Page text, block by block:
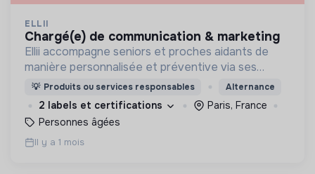
ELLII
chargé(e) de communication & marketing
Ellii accompagne seniors et proches aidants de
manière personnalisée et préventive via ses
ateliers collectifs et interactifs animés en ligne
afin de rester en forme tout en s'amusant !
💡 Produits ou services responsables Alternance
2 labels et certifications
Paris, France
Personnes âgées
Il y a 1 mois